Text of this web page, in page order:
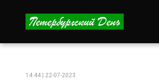
14:44 | 22-07-2023